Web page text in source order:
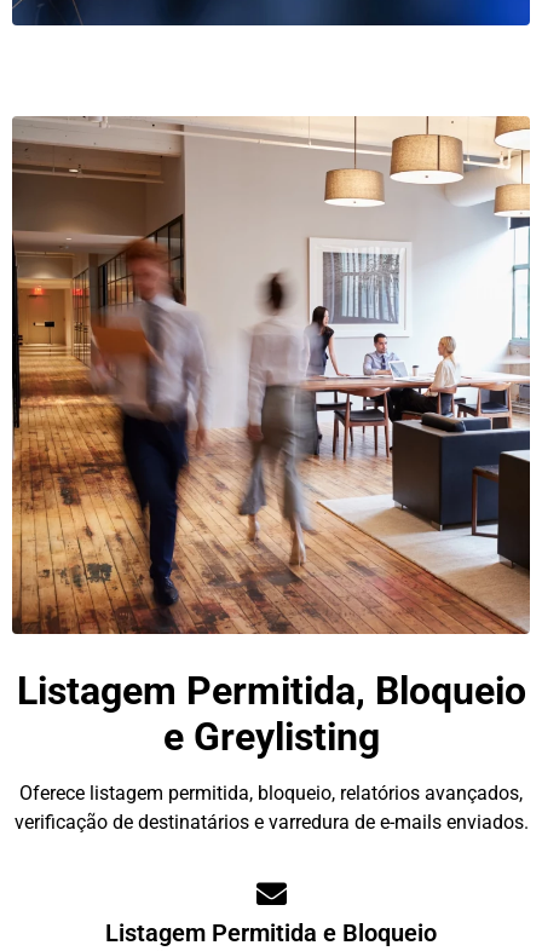
Listagem Permitida, Bloqueio
e Greylisting
Oferece listagem permitida, bloqueio, relatórios avançados,
verificação de destinatários e varredura de e-mails enviados.
Listagem Permitida e Bloqueio